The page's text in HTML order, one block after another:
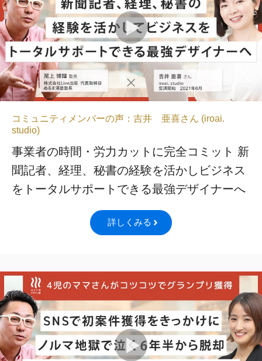
コミュニティメンバーの声：吉井 亜喜さん (iroai.
studio)
事業者の時間・労力カットに完全コミット 新
聞記者、経理、秘書の経験を活かしビジネス
をトータルサポートできる最強デザイナーへ
詳しくみる